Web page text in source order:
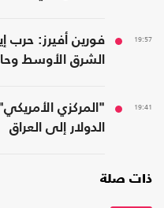
19:57
فورين أفيرز: حرب
الشرق الأوسط
19:41
"المركزي
الدولار إلى العراق
ذات صلة